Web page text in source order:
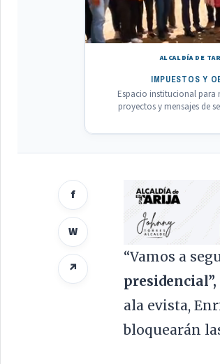
ALCALDÍA DE
IMPUESTOS Y
Espacio institucional para
proyectos y mensajes de
f
W
↗
“Vamos a
presidencial”,
ala evista,
bloquearán